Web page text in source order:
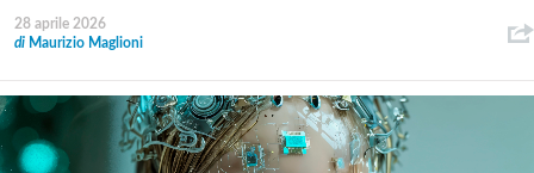
28 aprile 2026
di Maurizio Maglioni